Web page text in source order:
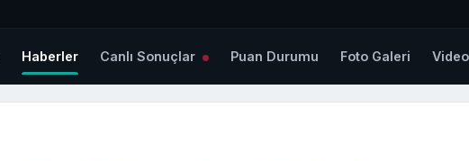
Haberler Canlı Sonuçlar Puan Durumu Foto Galeri Video